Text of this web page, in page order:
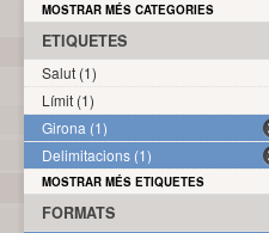
MOSTRAR MÉS CATEGORIES
ETIQUETES
Salut (1)
Límit (1)
Girona (1)
Delimitacions (1)
MOSTRAR MÉS ETIQUETES
FORMATS